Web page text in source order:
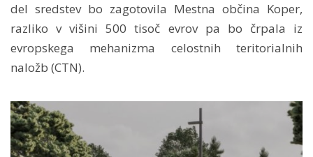
del sredstev bo zagotovila Mestna občina Koper,
razliko v višini 500 tisoč evrov pa bo črpala iz
evropskega mehanizma celostnih teritorialnih
naložb (CTN).